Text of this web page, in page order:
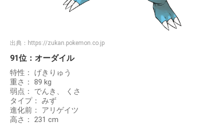
出典： https://zukan.pokemon.co.jp
91位：オーダイル
特性： げきりゅう
重さ： 89 kg
弱点： でんき、 くさ
タイプ： みず
進化前： アリゲイツ
高さ： 231 cm